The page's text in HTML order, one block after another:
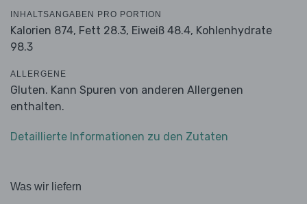
INHALTSANGABEN PRO PORTION
Kalorien 874, Fett 28.3, Eiweiß 48.4, Kohlenhydrate
98.3
ALLERGENE
Gluten. Kann Spuren von anderen Allergenen
enthalten.
Detaillierte Informationen zu den Zutaten
Was wir liefern